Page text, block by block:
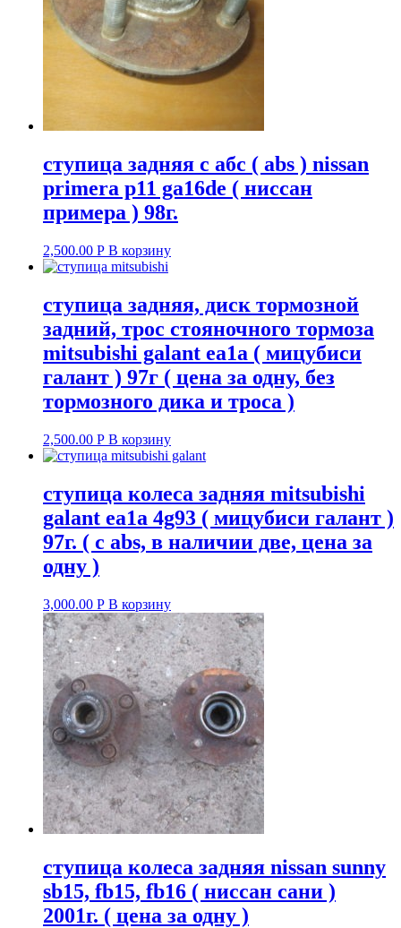
ступица задняя с абс ( abs ) nissan
primera p11 ga16de ( ниссан
примера ) 98г.
2,500.00 Р В корзину
ступица задняя, диск тормозной
задний, трос стояночного тормоза
mitsubishi galant ea1a ( мицубиси
галант ) 97г ( цена за одну, без
тормозного дика и троса )
2,500.00 Р В корзину
ступица колеса задняя mitsubishi
galant ea1a 4g93 ( мицубиси галант )
97г. ( с abs, в наличии две, цена за
одну )
3,000.00 Р В корзину
ступица колеса задняя nissan sunny
sb15, fb15, fb16 ( ниссан сани )
2001г. ( цена за одну )